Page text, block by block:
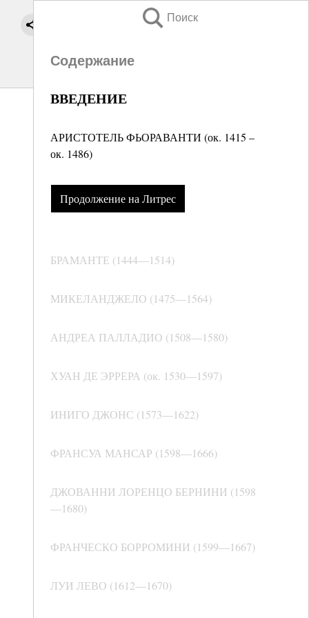
Поиск
Содержание
ВВЕДЕНИЕ
АРИСТОТЕЛЬ ФЬОРАВАНТИ (ок. 1415 –
ок. 1486)
Продолжение на Литрес
БРАМАНТЕ (1444—1514)
МИКЕЛАНДЖЕЛО (1475—1564)
АНДРЕА ПАЛЛАДИО (1508—1580)
ХУАН ДЕ ЭРРЕРА (ок. 1530—1597)
ИНИГО ДЖОНС (1573—1622)
ФРАНСУА МАНСАР (1598—1666)
ДЖОВАННИ ЛОРЕНЦО БЕРНИНИ (1598
—1680)
ФРАНЧЕСКО БОРРОМИНИ (1599—1667)
ЛУИ ЛЕВО (1612—1670)